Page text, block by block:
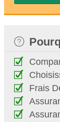
Frais